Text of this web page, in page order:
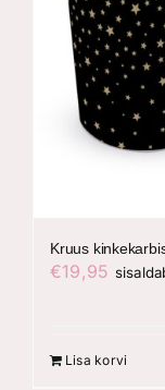
Kruus
€19,95
Lisa korvi